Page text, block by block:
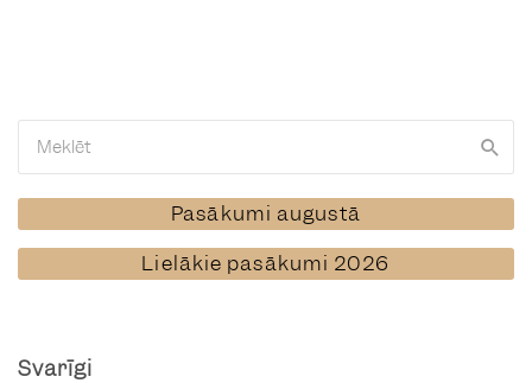
Pasākumi augustā
Lielākie pasākumi 2026
Svarīgi